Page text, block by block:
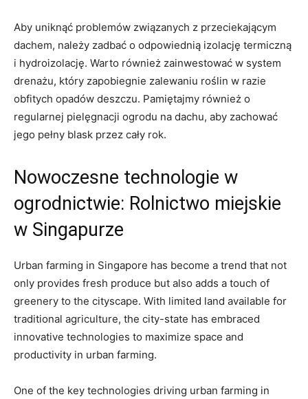
Aby uniknąć problemów związanych z przeciekającym
dachem, należy zadbać o odpowiednią⁣ izolację termiczną
⁢i hydroizolację. Warto‌ również ​zainwestować w system
drenażu, który zapobiegnie zalewaniu⁣ roślin ⁢w razie
obfitych opadów deszczu. Pamiętajmy również o
regularnej pielęgnacji ogrodu na dachu, aby zachować
jego pełny blask przez cały rok.
Nowoczesne technologie w
ogrodnictwie: Rolnictwo miejskie
w Singapurze
Urban farming in ‍Singapore‍ has become⁢ a⁢ trend that not
only provides fresh​ produce ⁤but ‍also adds a touch ‌of
greenery to the cityscape. With ⁢limited land ​available for ​
traditional agriculture, the city-state has ⁣embraced⁤
innovative technologies to maximize ‌space ⁢and
productivity ‌in urban farming.
One​ of the key technologies driving urban farming in